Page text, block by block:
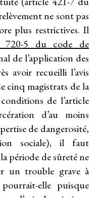
ne sont pas
plus restrictives. Il
720-5 du code de
de l’application des
avoir recueilli l’avis
cinq magistrats de la
de l’article
d’au moins
de dangerosité,
sociale), il faut
période de sûreté ne
un trouble grave à
elle puisque